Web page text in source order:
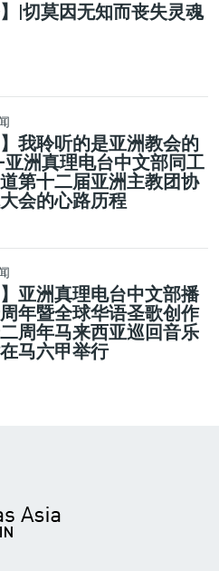
】|切莫因无知而丧失灵魂
】我聆听的是亚洲教会的
洲真理电台中文部同工
第十二届亚洲主教团协
会的心路历程
】亚洲真理电台中文部播
年暨全球华语圣歌创作
周年马来西亚巡回音乐
马六甲举行